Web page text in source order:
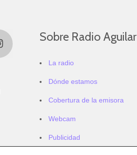
Sobre Radio Aguilar
La radio
Dónde estamos
Cobertura de la emisora
Webcam
Publicidad